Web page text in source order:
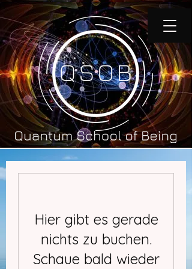
Hier gibt es gerade
nichts zu buchen.
Schaue bald wieder